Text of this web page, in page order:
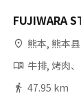
FUJIWARA
熊本, 熊本县
牛排, 烤肉
47.95 km